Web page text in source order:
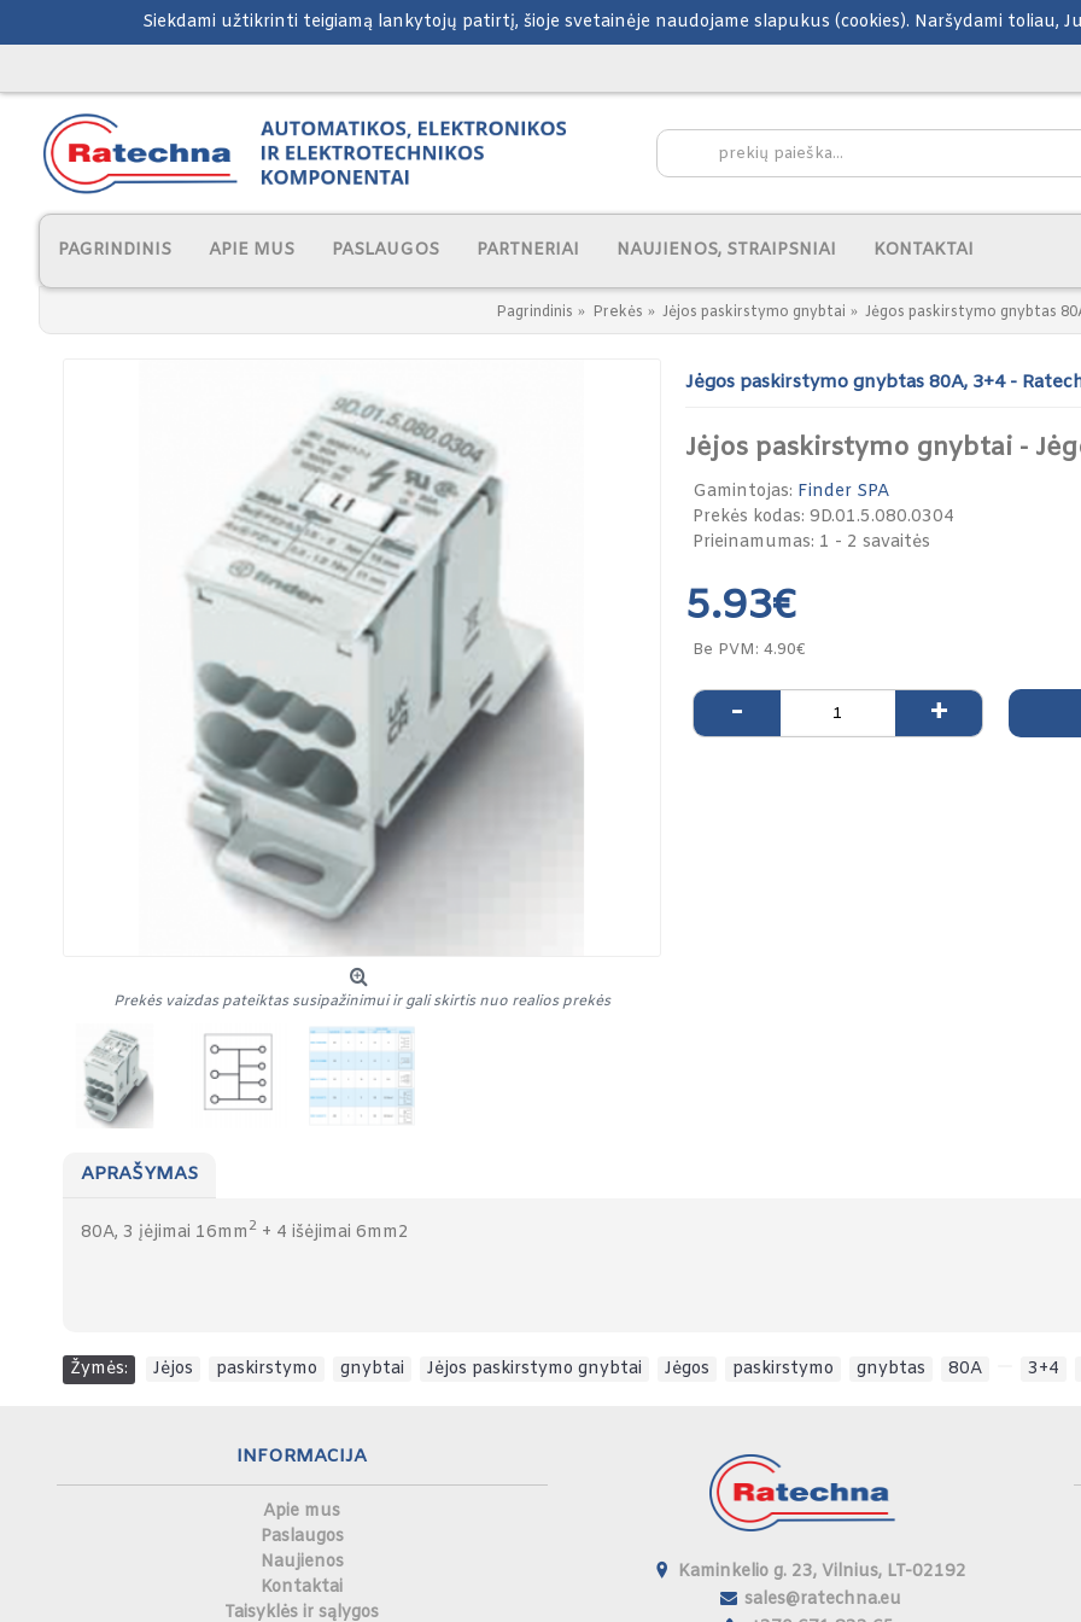
Siekdami užtikrinti teigiamą lankytojų patirtį, šioje svetainėje naudojame slapukus (cookies). Naršydami toliau,
PAGRINDINIS APIE MUS PASLAUGOS PARTNERIAI NAUJIENOS, STRAIPSNIAI KONTAKTAI
Pagrindinis Prekės Jėjos paskirstymo gnybtai Jėgos paskirstymo gnybtas
Prekės vaizdas pateiktas susipažinimui ir gali skirtis nuo realios prekės
Jėgos paskirstymo gnybtas 80A, 3+4 -
Jėjos paskirstymo gnybtai -
Gamintojas: Finder SPA
Prekės kodas: 9D.01.5.080.0304
Prieinamumas: 1 - 2 savaitės
5.93€
Be PVM: 4.90€
- +
APRAŠYMAS
80A, 3 įėjimai 16mm2 + 4 išėjimai 6mm2
Žymės: Jėjos paskirstymo gnybtai Jėjos paskirstymo gnybtai Jėgos paskirstymo gnybtas 80A 3+4
INFORMACIJA
Apie mus
Paslaugos
Naujienos
Kontaktai
Taisyklės ir sąlygos
Kaminkelio g. 23, Vilnius, LT-02192
sales@ratechna.eu